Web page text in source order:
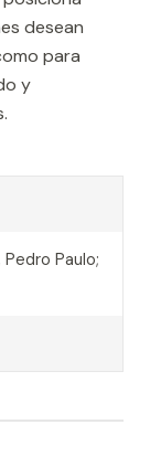
desean
para
y
Pedro Paulo;